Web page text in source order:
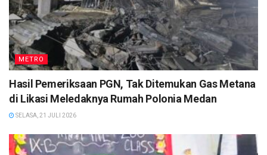
METRO
Hasil Pemeriksaan PGN, Tak Ditemukan Gas Metana
di Likasi Meledaknya Rumah Polonia Medan
SELASA, 21 JULI 2026